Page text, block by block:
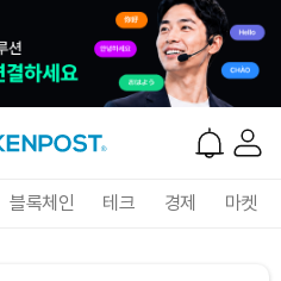
블록체인 테크 경제 마켓
₩ 104,061(+1.60%)